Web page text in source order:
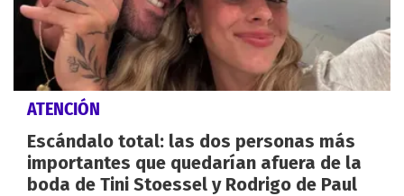
ATENCIÓN
Escándalo total: las dos personas más
importantes que quedarían afuera de la
boda de Tini Stoessel y Rodrigo de Paul